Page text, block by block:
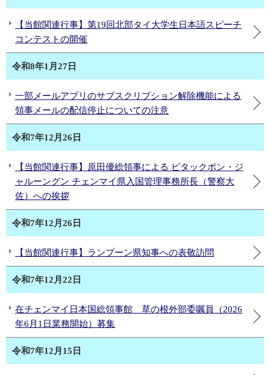
【当館関連行事】第19回北部タイ大学生日本語スピーチ
コンテストの開催
令和8年1月27日
一部メールアプリのサブスクリプション解除機能による
領事メールの配信停止についての注意
令和7年12月26日
【当館関連行事】原田優総領事による ピタックポン・ジ
ャルーングン チェンマイ県入国管理事務所長（警察大
佐）への挨拶
令和7年12月26日
【当館関連行事】ランプーン県知事への表敬訪問
令和7年12月22日
在チェンマイ日本国総領事館 草の根外部委嘱員（2026
年6月1日業務開始）募集
令和7年12月15日